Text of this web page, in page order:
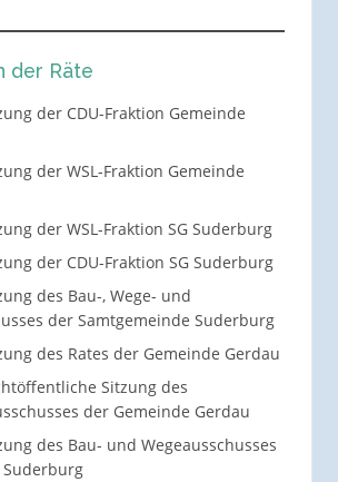
der Räte
der CDU-Fraktion Gemeinde
der WSL-Fraktion Gemeinde
der WSL-Fraktion SG Suderburg
der CDU-Fraktion SG Suderburg
des Bau-, Wege- und
der Samtgemeinde Suderburg
des Rates der Gemeinde Gerdau
Sitzung des
der Gemeinde Gerdau
des Bau- und Wegeausschusses